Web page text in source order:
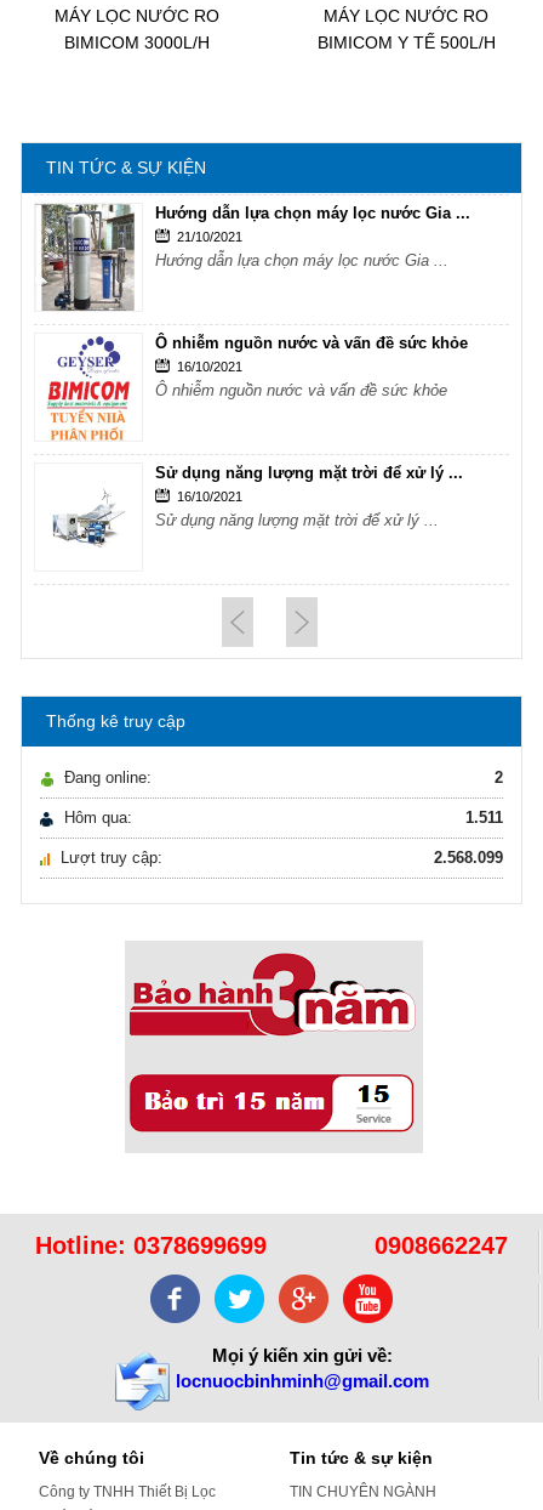
MÁY LỌC NƯỚC RO
BIMICOM 3000L/H
MÁY LỌC NƯỚC RO
BIMICOM Y TẾ 500L/H
TIN TỨC & SỰ KIỆN
Hướng dẫn lựa chọn máy lọc nước Gia ...
21/10/2021
Hướng dẫn lựa chọn máy lọc nước Gia ...
Ô nhiễm nguồn nước và vấn đề sức khỏe
16/10/2021
Ô nhiễm nguồn nước và vấn đề sức khỏe
Sử dụng năng lượng mặt trời để xử lý ...
16/10/2021
Sử dụng năng lượng mặt trời để xử lý ...
Hướng dẫn lựa chọn máy lọc nước Gia ...
21/10/2021
Hướng dẫn lựa chọn máy lọc nước Gia ...
Ô nhiễm nguồn nước và vấn đề sức khỏe
Sử dụng năng lượng mặt trời để xử lý ...
Sử dụng năng lượng mặt trời để xử lý ...
Thống kê truy cập
Đang online: 2
Hôm qua: 1.511
Lượt truy cập: 2.568.099
Hotline: 0378699699 0908662247
Mọi ý kiến xin gửi về:
locnuocbinhminh@gmail.com
Về chúng tôi
Công ty TNHH Thiết Bị Lọc
Tin tức & sự kiện
TIN CHUYÊN NGÀNH